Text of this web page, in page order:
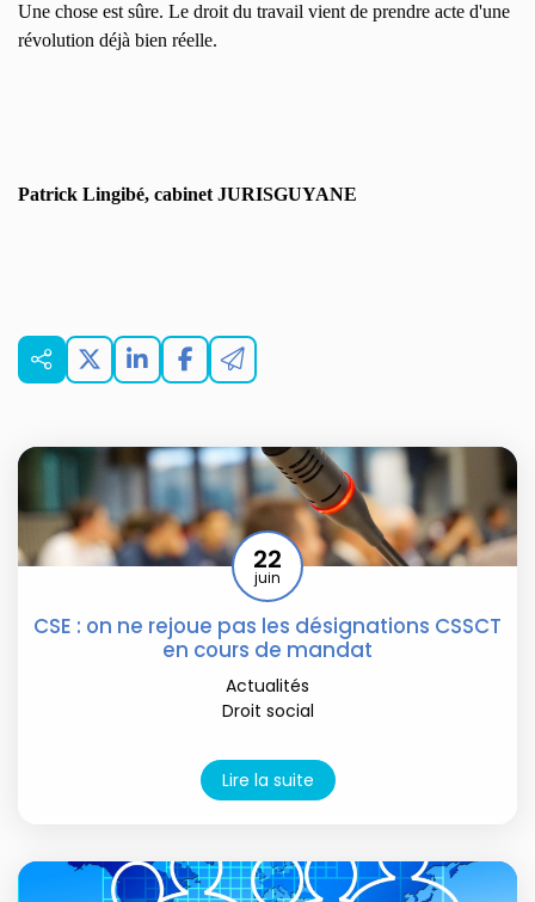
Une chose est sûre. Le droit du travail vient de prendre acte d'une
révolution déjà bien réelle.
Patrick Lingibé, cabinet JURISGUYANE
CSE : on ne rejoue pas les désignations CSSCT
en cours de mandat
22
juin
Actualités
Droit social
Lire la suite